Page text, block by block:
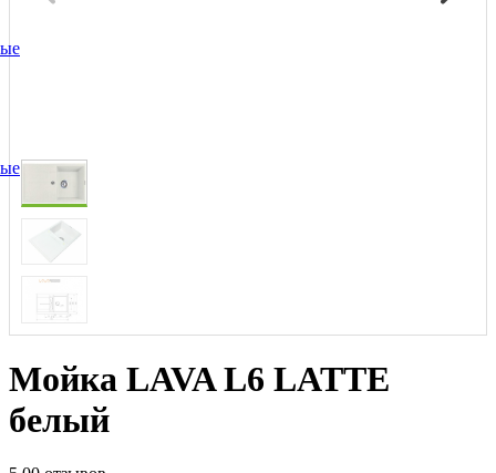
Мойка LAVA L6 LATTE
белый